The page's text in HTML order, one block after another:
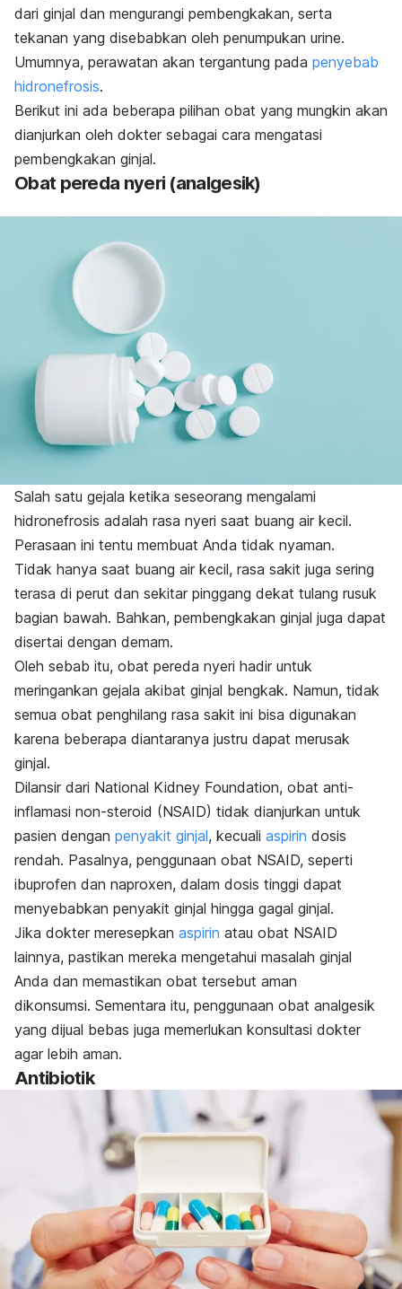
dari ginjal dan mengurangi pembengkakan, serta
tekanan yang disebabkan oleh penumpukan urine.
Umumnya, perawatan akan tergantung pada penyebab
hidronefrosis.
Berikut ini ada beberapa pilihan obat yang mungkin akan
dianjurkan oleh dokter sebagai cara mengatasi
pembengkakan ginjal.
Obat pereda nyeri (analgesik)
Salah satu gejala ketika seseorang mengalami
hidronefrosis adalah rasa nyeri saat buang air kecil.
Perasaan ini tentu membuat Anda tidak nyaman.
Tidak hanya saat buang air kecil, rasa sakit juga sering
terasa di perut dan sekitar pinggang dekat tulang rusuk
bagian bawah. Bahkan, pembengkakan ginjal juga dapat
disertai dengan demam.
Oleh sebab itu, obat pereda nyeri hadir untuk
meringankan gejala akibat ginjal bengkak. Namun, tidak
semua obat penghilang rasa sakit ini bisa digunakan
karena beberapa diantaranya justru dapat merusak
ginjal.
Dilansir dari National Kidney Foundation, obat anti-
inflamasi non-steroid (NSAID) tidak dianjurkan untuk
pasien dengan penyakit ginjal, kecuali aspirin dosis
rendah. Pasalnya, penggunaan obat NSAID, seperti
ibuprofen dan naproxen, dalam dosis tinggi dapat
menyebabkan penyakit ginjal hingga gagal ginjal.
Jika dokter meresepkan aspirin atau obat NSAID
lainnya, pastikan mereka mengetahui masalah ginjal
Anda dan memastikan obat tersebut aman
dikonsumsi. Sementara itu, penggunaan obat analgesik
yang dijual bebas juga memerlukan konsultasi dokter
agar lebih aman.
Antibiotik